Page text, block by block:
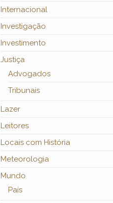
Internacional
Investigação
Investimento
Justiça
Advogados
Tribunais
Lazer
Leitores
Locais com História
Meteorologia
Mundo
País